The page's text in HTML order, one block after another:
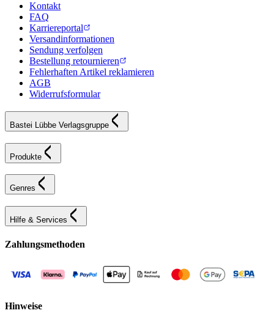
Kontakt
FAQ
Karriereportal
Versandinformationen
Sendung verfolgen
Bestellung retournieren
Fehlerhaften Artikel reklamieren
AGB
Widerrufsformular
Bastei Lübbe Verlagsgruppe
Produkte
Genres
Hilfe & Services
Zahlungsmethoden
Hinweise